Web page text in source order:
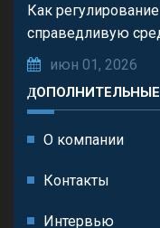
Как
справедливую
июн 01, 2026
О компании
Контакты
Интервью